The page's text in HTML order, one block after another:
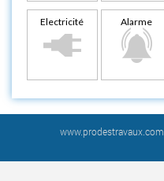
Electricité Alarme
www.prodestravaux.com